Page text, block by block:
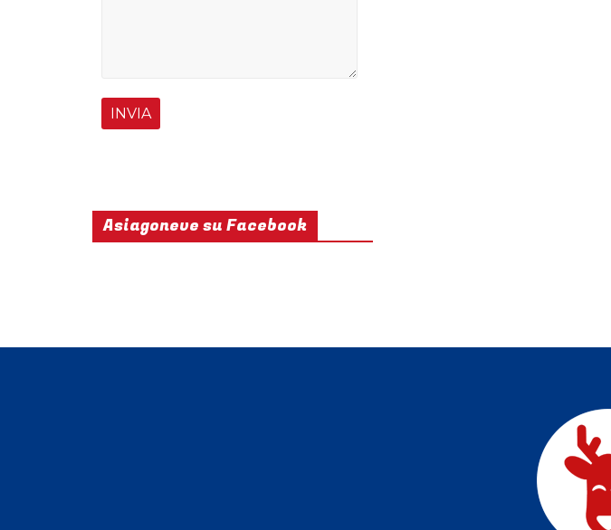
Asiagoneve su Facebook